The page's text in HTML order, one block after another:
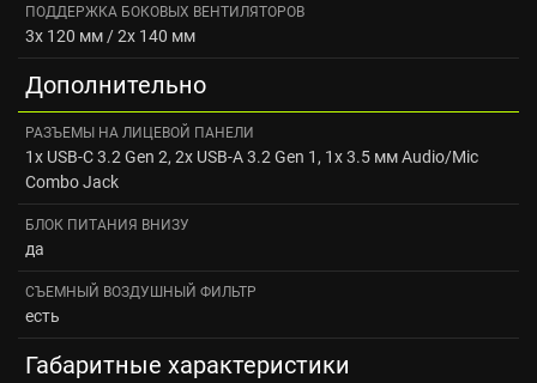
ПОДДЕРЖКА БОКОВЫХ ВЕНТИЛЯТОРОВ
3x 120 мм / 2x 140 мм
Дополнительно
РАЗЪЕМЫ НА ЛИЦЕВОЙ ПАНЕЛИ
1x USB-C 3.2 Gen 2, 2x USB-A 3.2 Gen 1, 1x 3.5 мм Audio/Mic
Combo Jack
БЛОК ПИТАНИЯ ВНИЗУ
да
СЪЕМНЫЙ ВОЗДУШНЫЙ ФИЛЬТР
есть
Габаритные характеристики